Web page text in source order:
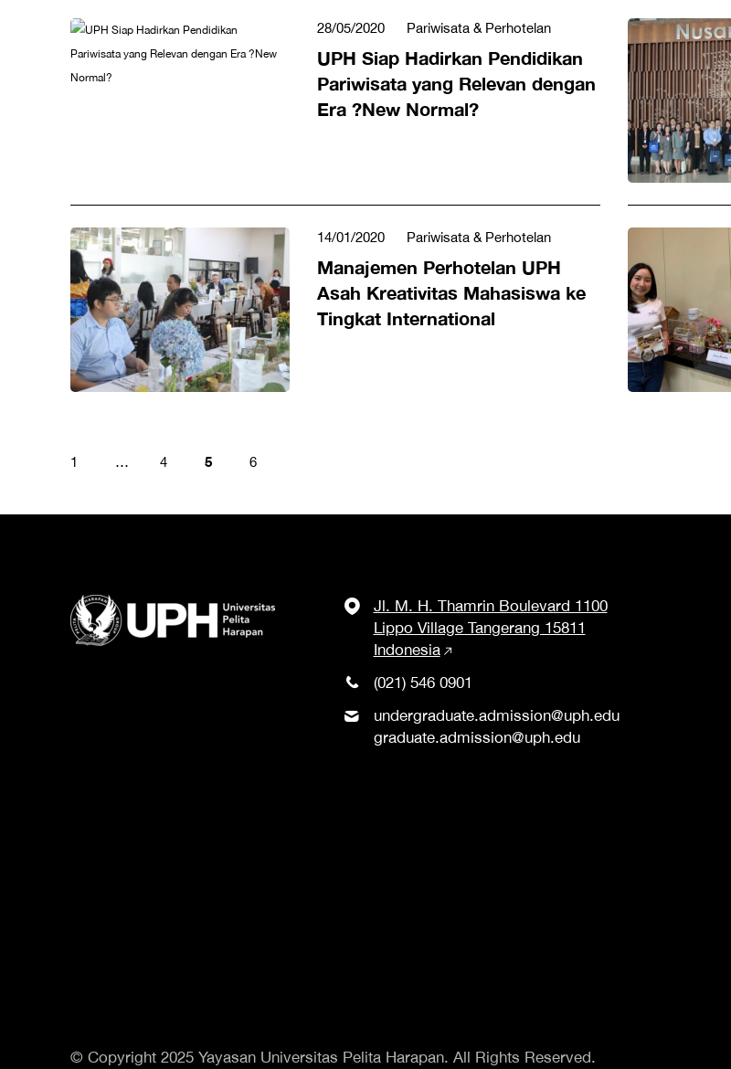
28/05/2020 Pariwisata & Perhotelan
UPH Siap Hadirkan Pendidikan
Pariwisata yang Relevan dengan
Era ?New Normal?
14/01/2020 Pariwisata & Perhotelan
Manajemen Perhotelan UPH
Asah Kreativitas Mahasiswa ke
Tingkat International
1 … 4 5 6
Jl. M. H. Thamrin Boulevard 1100
Lippo Village Tangerang 15811
Indonesia
(021) 546 0901
undergraduate.admission@uph.edu
graduate.admission@uph.edu
© Copyright 2025 Yayasan Universitas Pelita Harapan. All Rights Reserved.